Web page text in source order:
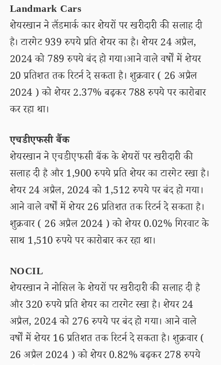
Landmark Cars
शेयरखान ने लैंडमार्क कार शेयरों पर खरीदारी की सलाह दी
है। टारगेट 939 रुपये प्रति शेयर का है। शेयर 24 अप्रैल,
2024 को 789 रुपये बंद हो गया।आने वाले वर्षों में शेयर
20 प्रतिशत तक रिटर्न दे सकता है। शुक्रवार ( 26 अप्रैल
2024 ) को शेयर 2.37% बढ़कर 788 रुपये पर कारोबार
कर रहा था।
एचडीएफसी बैंक
शेयरखान ने एचडीएफसी बैंक के शेयरों पर खरीदारी की
सलाह दी है और 1,900 रुपये प्रति शेयर का टारगेट रखा है।
शेयर 24 अप्रैल, 2024 को 1,512 रुपये पर बंद हो गया।
आने वाले वर्षों में शेयर 26 प्रतिशत तक रिटर्न दे सकता है।
शुक्रवार ( 26 अप्रैल 2024 ) को शेयर 0.02% गिरवाट के
साथ 1,510 रुपये पर कारोबार कर रहा था।
NOCIL
शेयरखान ने नोसिल के शेयरों पर खरीदारी की सलाह दी है
और 320 रुपये प्रति शेयर का टारगेट रखा है। शेयर 24
अप्रैल, 2024 को 276 रुपये पर बंद हो गया। आने वाले
वर्षों में शेयर 16 प्रतिशत तक रिटर्न दे सकता है। शुक्रवार (
26 अप्रैल 2024 ) को शेयर 0.82% बढ़कर 278 रुपये